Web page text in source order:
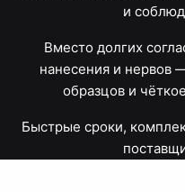
и
Вместо долгих
нанесения и нервов
образцов и
Быстрые сроки,